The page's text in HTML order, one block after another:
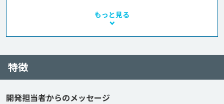
もっと見る
特徴
開発担当者からのメッセージ